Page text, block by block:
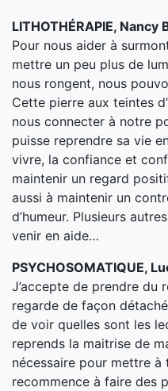
LITHOTHÉRAPIE, Nancy
Pour nous aider à
mettre un peu plus de
nous rongent, nous
Cette pierre aux teintes
nous connecter à notre
puisse reprendre sa vie
vivre, la confiance et
maintenir un regard
aussi à maintenir un
d’humeur. Plusieurs
venir en aide…
PSYCHOSOMATIQUE,
J’accepte de prendre du
regarde de façon
de voir quelles sont les
reprends la maitrise de
nécessaire pour mettre
recommence à faire des